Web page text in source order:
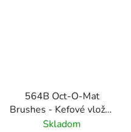
564B Oct-O-Mat
Brushes - Kefové vložky
pre vstupné rohožové
Skladom